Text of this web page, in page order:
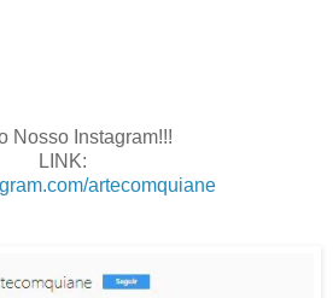
Nosso Instagram!!!
LINK:
artecomquiane